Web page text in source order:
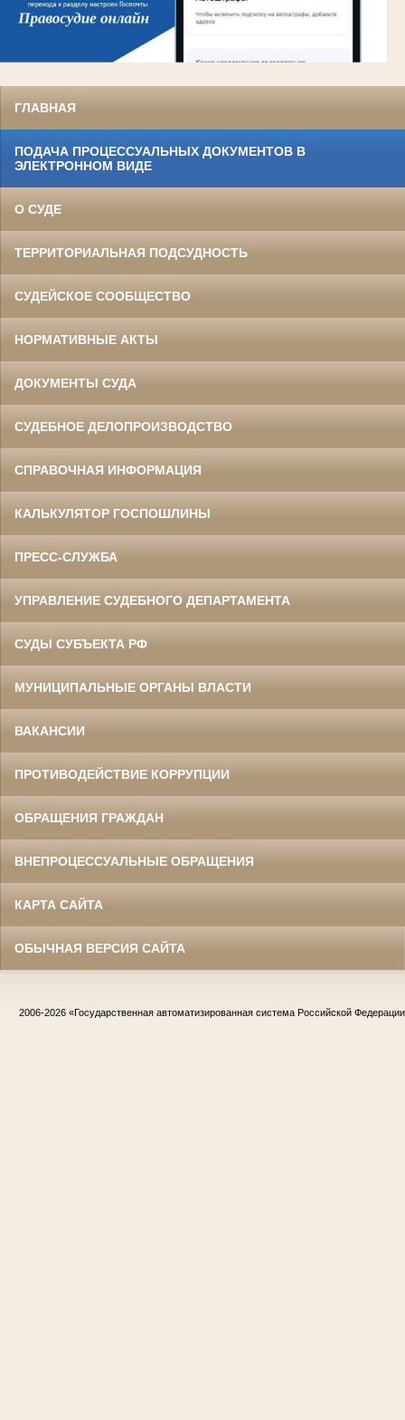
ГЛАВНАЯ
ПОДАЧА ПРОЦЕССУАЛЬНЫХ ДОКУМЕНТОВ В
ЭЛЕКТРОННОМ ВИДЕ
О СУДЕ
ТЕРРИТОРИАЛЬНАЯ ПОДСУДНОСТЬ
СУДЕЙСКОЕ СООБЩЕСТВО
НОРМАТИВНЫЕ АКТЫ
ДОКУМЕНТЫ СУДА
СУДЕБНОЕ ДЕЛОПРОИЗВОДСТВО
СПРАВОЧНАЯ ИНФОРМАЦИЯ
КАЛЬКУЛЯТОР ГОСПОШЛИНЫ
ПРЕСС-СЛУЖБА
УПРАВЛЕНИЕ СУДЕБНОГО ДЕПАРТАМЕНТА
СУДЫ СУБЪЕКТА РФ
МУНИЦИПАЛЬНЫЕ ОРГАНЫ ВЛАСТИ
ВАКАНСИИ
ПРОТИВОДЕЙСТВИЕ КОРРУПЦИИ
ОБРАЩЕНИЯ ГРАЖДАН
ВНЕПРОЦЕССУАЛЬНЫЕ ОБРАЩЕНИЯ
КАРТА САЙТА
ОБЫЧНАЯ ВЕРСИЯ САЙТА
2006-2026 «Государственная автоматизированная система Российской